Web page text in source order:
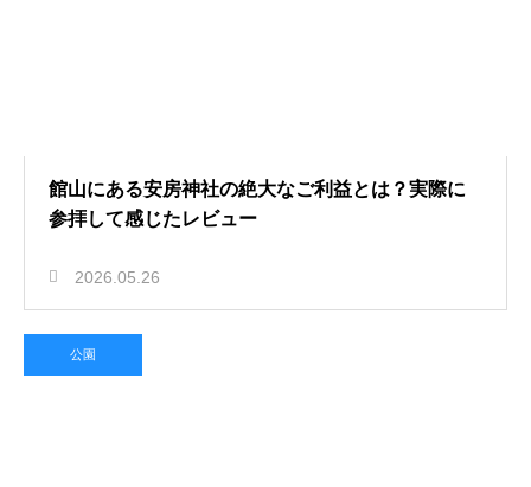
館山にある安房神社の絶大なご利益とは？実際に
参拝して感じたレビュー
2026.05.26
公園